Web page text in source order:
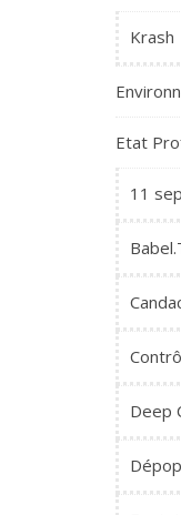
Krash
Etat
11
Deep